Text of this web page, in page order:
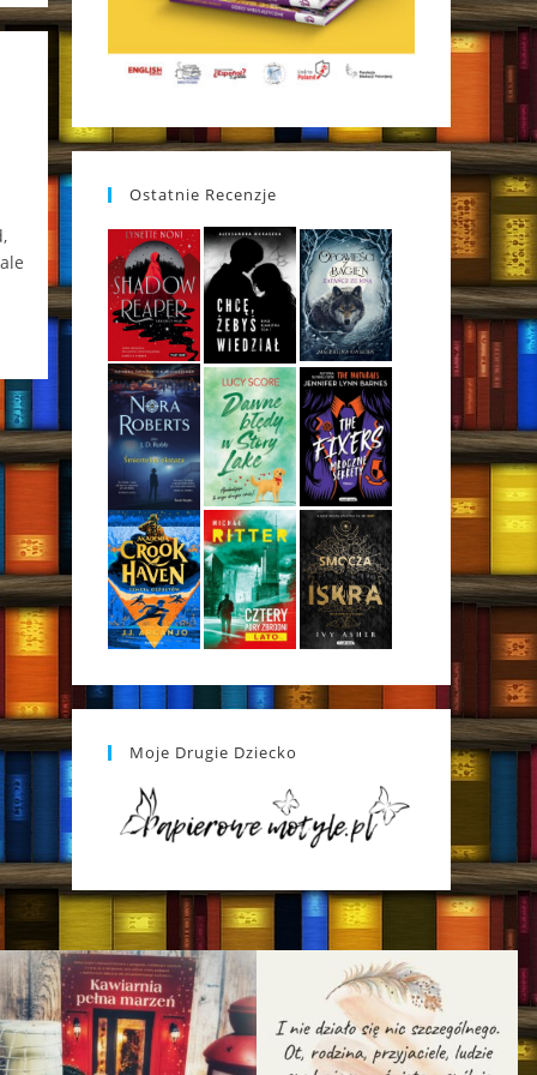
Ostatnie Recenzje
Moje Drugie Dziecko